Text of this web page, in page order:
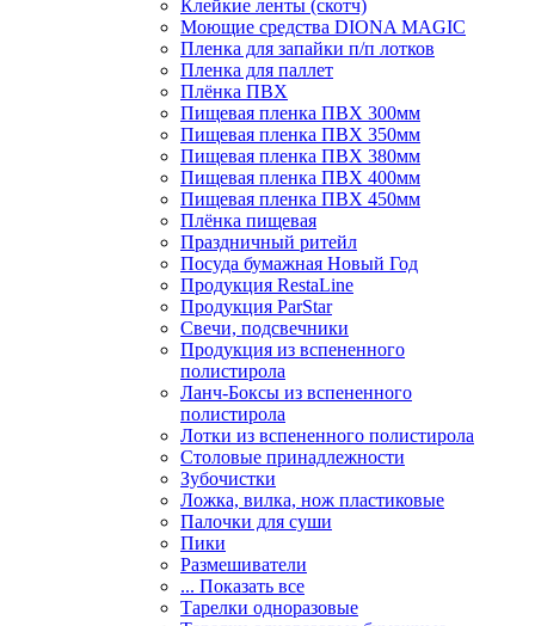
Клейкие ленты (скотч)
Моющие средства DIONA MAGIC
Пленка для запайки п/п лотков
Пленка для паллет
Плёнка ПВХ
Пищевая пленка ПВХ 300мм
Пищевая пленка ПВХ 350мм
Пищевая пленка ПВХ 380мм
Пищевая пленка ПВХ 400мм
Пищевая пленка ПВХ 450мм
Плёнка пищевая
Праздничный ритейл
Посуда бумажная Новый Год
Продукция RestaLine
Продукция РarStar
Свечи, подсвечники
Продукция из вспененного
полистирола
Ланч-Боксы из вспененного
полистирола
Лотки из вспененного полистирола
Столовые принадлежности
Зубочистки
Ложка, вилка, нож пластиковые
Палочки для суши
Пики
Размешиватели
... Показать все
Тарелки одноразовые